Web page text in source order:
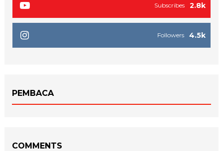
2.8k
Subscribes
4.5k
Followers
PEMBACA
COMMENTS